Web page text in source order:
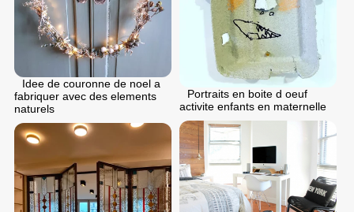
Portraits en boite d oeuf
activite enfants en maternelle
Idee de couronne de noel a
fabriquer avec des elements
naturels